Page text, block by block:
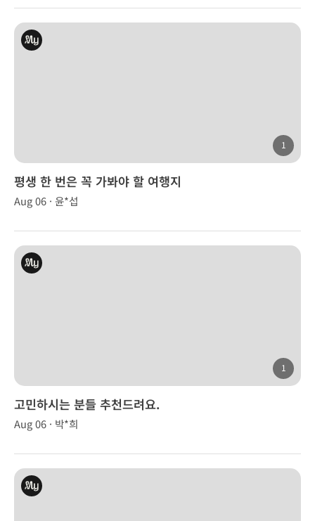
1
평생 한 번은 꼭 가봐야 할 여행지
Aug 06 · 윤*섭
1
고민하시는 분들 추천드려요.
Aug 06 · 박*희